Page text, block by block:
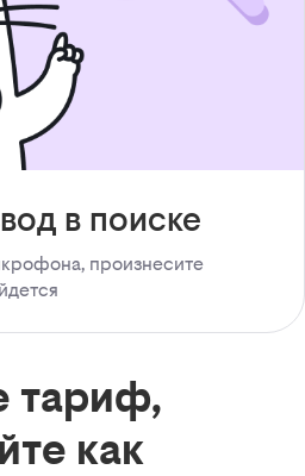
в поиске
произнесите
тариф,
как